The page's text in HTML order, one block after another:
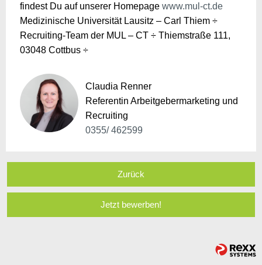
findest Du auf unserer Homepage www.mul-ct.de
Medizinische Universität Lausitz – Carl Thiem ÷
Recruiting-Team der MUL – CT ÷ Thiemstraße 111,
03048 Cottbus ÷
Claudia Renner
Referentin Arbeitgebermarketing und
Recruiting
0355/ 462599
Zurück
Jetzt bewerben!